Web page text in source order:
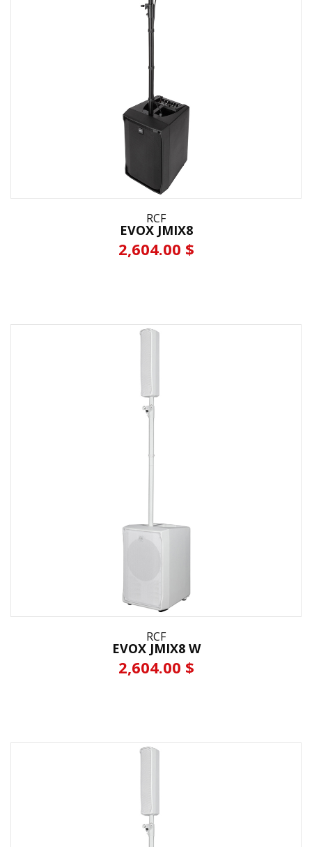
RCF
EVOX JMIX8
2,604.00 $
RCF
EVOX JMIX8 W
2,604.00 $